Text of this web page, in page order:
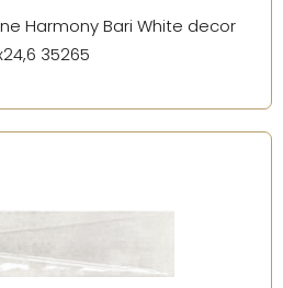
Harmony Bari White decor
35265